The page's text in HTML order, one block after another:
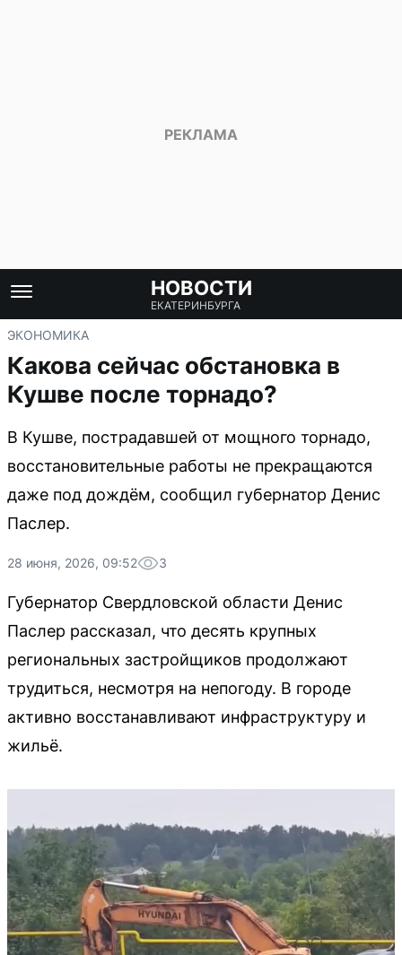
НОВОСТИ
ЕКАТЕРИНБУРГА
ЭКОНОМИКА
Какова сейчас обстановка в
Кушве после торнадо?
В Кушве, пострадавшей от мощного торнадо,
восстановительные работы не прекращаются
даже под дождём, сообщил губернатор Денис
Паслер.
28 июня, 2026, 09:52 3
Губернатор Свердловской области Денис
Паслер рассказал, что десять крупных
региональных застройщиков продолжают
трудиться, несмотря на непогоду. В городе
активно восстанавливают инфраструктуру и
жильё.